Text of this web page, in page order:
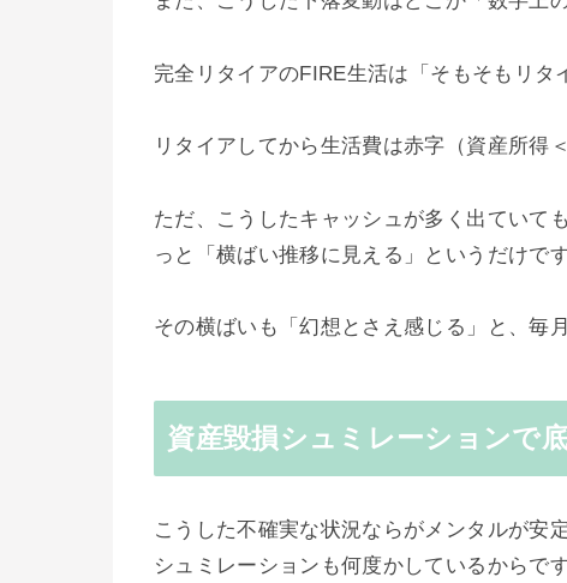
完全リタイアのFIRE生活は「そもそもリタ
リタイアしてから生活費は赤字（資産所得
ただ、こうしたキャッシュが多く出ていて
っと「横ばい推移に見える」というだけです
その横ばいも「幻想とさえ感じる」と、毎
資産毀損シュミレーションで
こうした不確実な状況ならがメンタルが安
シュミレーションも何度かしているからです